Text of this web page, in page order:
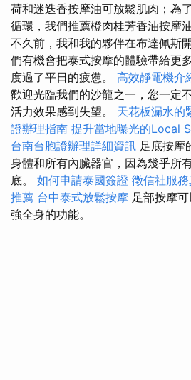
荷和迷迭香按摩油可放鬆肌肉；為
循環，我們推薦橙肉桂芳香油按摩
不久前，我和我的夥伴在布達佩斯
們有機會把泰式按摩的體驗帶給更
度過了平日的疲憊。 高效靜電機介
歡迎光臨我們的沙龍之一，您一定
活力效果感到失望。 天花板漏水的
證辦理指南 提升當地曝光的Local
台南台胞證辦理詳細資訊 足底按摩
身體和所有內臟器官，因為幾乎所
底。 如何申請泰國簽證 徵信社服
推薦 台中泰式放鬆按摩 足部按摩
強全身的功能。